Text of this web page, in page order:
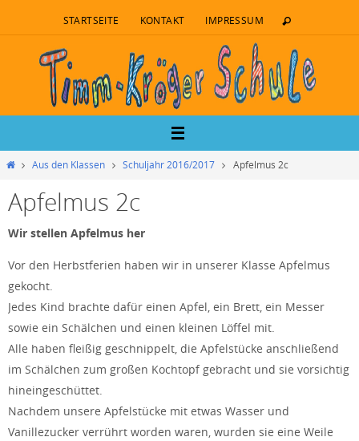
STARTSEITE KONTAKT IMPRESSUM
Aus den Klassen Schuljahr 2016/2017 Apfelmus 2c
Apfelmus 2c
Wir stellen Apfelmus her
Vor den Herbstferien haben wir in unserer Klasse Apfelmus
gekocht.
Jedes Kind brachte dafür einen Apfel, ein Brett, ein Messer
sowie ein Schälchen und einen kleinen Löffel mit.
Alle haben fleißig geschnippelt, die Apfelstücke anschließend
im Schälchen zum großen Kochtopf gebracht und sie vorsichtig
hineingeschüttet.
Nachdem unsere Apfelstücke mit etwas Wasser und
Vanillezucker verrührt worden waren, wurden sie eine Weile